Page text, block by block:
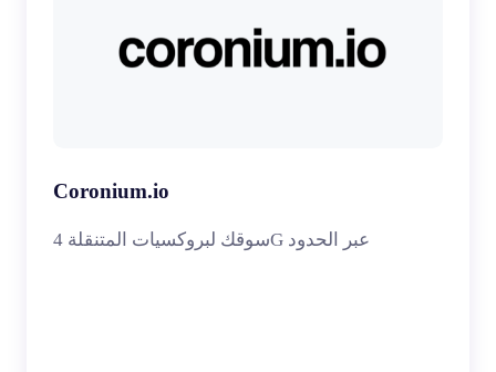
Coronium.io
سوقك لبروكسيات المتنقلة 4G عبر الحدود